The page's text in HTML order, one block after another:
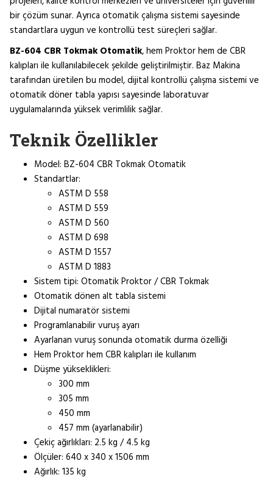
bir çözüm sunar. Ayrıca otomatik çalışma sistemi sayesinde
standartlara uygun ve kontrollü test süreçleri sağlar.
BZ-604 CBR Tokmak Otomatik, hem Proktor hem de CBR
kalıpları ile kullanılabilecek şekilde geliştirilmiştir. Baz Makina
tarafından üretilen bu model, dijital kontrollü çalışma sistemi ve
otomatik döner tabla yapısı sayesinde laboratuvar
uygulamalarında yüksek verimlilik sağlar.
Teknik Özellikler
Model: BZ-604 CBR Tokmak Otomatik
Standartlar:
ASTM D 558
ASTM D 559
ASTM D 560
ASTM D 698
ASTM D 1557
ASTM D 1883
Sistem tipi: Otomatik Proktor / CBR Tokmak
Otomatik dönen alt tabla sistemi
Dijital numaratör sistemi
Programlanabilir vuruş ayarı
Ayarlanan vuruş sonunda otomatik durma özelliği
Hem Proktor hem CBR kalıpları ile kullanım
Düşme yükseklikleri:
300 mm
305 mm
450 mm
457 mm (ayarlanabilir)
Çekiç ağırlıkları: 2.5 kg / 4.5 kg
Ölçüler: 640 x 340 x 1506 mm
Ağırlık: 135 kg